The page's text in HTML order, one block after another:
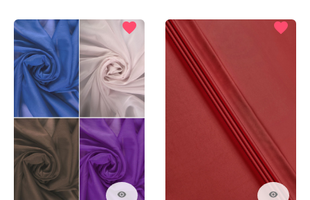
visibility
favorite
visibility
favorite